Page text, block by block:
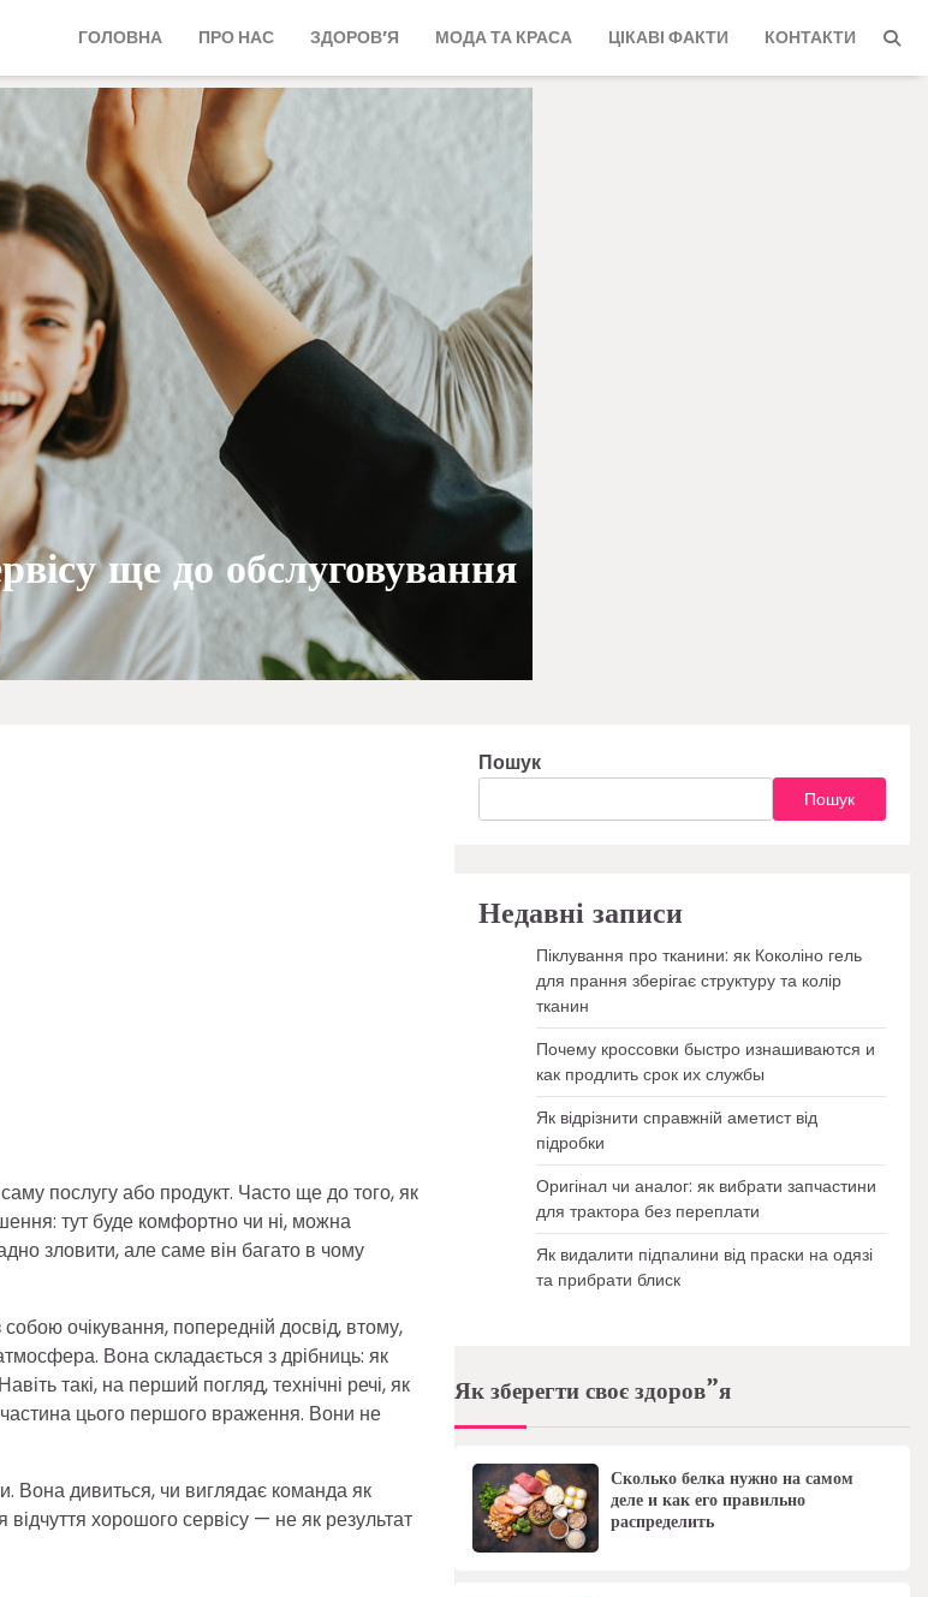
ГОЛОВНА ПРО НАС ЗДОРОВ’Я МОДА ТА КРАСА ЦІКАВІ ФАКТИ КОНТАКТИ
ще до обслуговування
послугу або продукт. Часто ще до того, як
тут буде комфортно чи ні, можна
зловити, але саме він багато в чому
очікування, попередній досвід, втому,
Вона складається з дрібниць: як
такі, на перший погляд, технічні речі, як
цього першого враження. Вони не
Вона дивиться, чи виглядає команда як
хорошого сервісу — не як результат
Пошук
Пошук
Недавні записи
Піклування про тканини: як Коколіно гель
для прання зберігає структуру та колір
тканин
Почему кроссовки быстро изнашиваются и
как продлить срок их службы
Як відрізнити справжній аметист від
підробки
Оригінал чи аналог: як вибрати запчастини
для трактора без переплати
Як видалити підпалини від праски на одязі
та прибрати блиск
Як зберегти своє здоров”я
Сколько белка нужно на самом
деле и как его правильно
распределить